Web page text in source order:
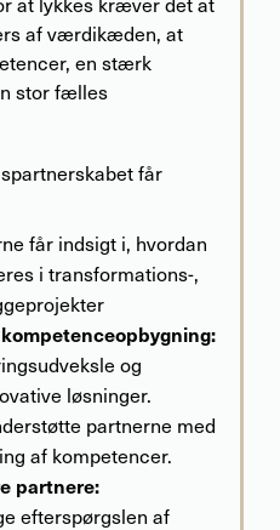
af værdikæden, at
en stærk
stor fælles
får
får indsigt i, hvordan
i transformations-,
og
løsninger.
partnerne med
af kompetencer.
partnere:
efterspørgslen af